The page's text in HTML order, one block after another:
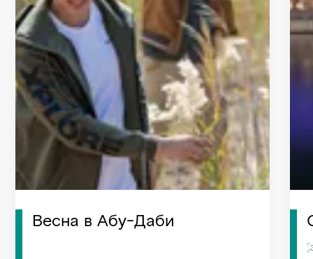
Весна в Абу-Даби